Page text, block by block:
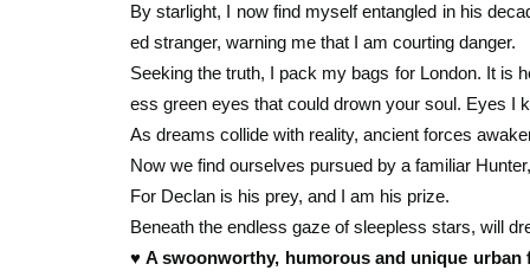
By starlight, I now find myself entangled in his
ed stranger, warning me that I am courting danger.
Seeking the truth, I pack my bags for London. It is
ess green eyes that could drown your soul. Eyes I
As dreams collide with reality, ancient forces
Now we find ourselves pursued by a familiar
For Declan is his prey, and I am his prize.
Beneath the endless gaze of sleepless stars, will
♥ A swoonworthy, humorous and unique urban